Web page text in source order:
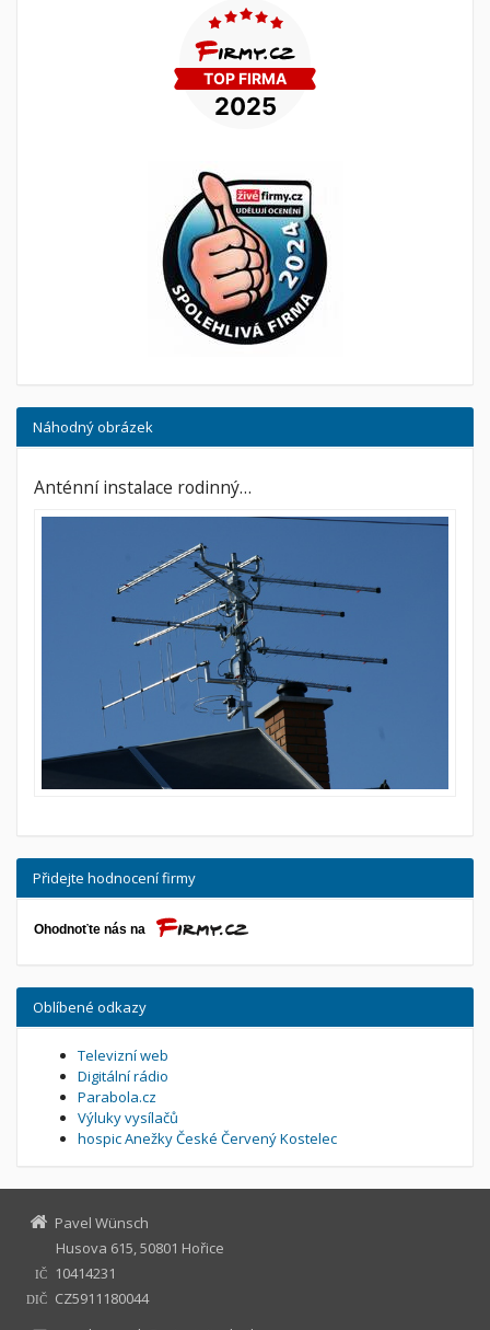
Náhodný obrázek
Anténní instalace rodinný…
Přidejte hodnocení firmy
Oblíbené odkazy
Televizní web
Digitální rádio
Parabola.cz
Výluky vysílačů
hospic Anežky České Červený Kostelec
Pavel Wünsch
Husova 615, 50801 Hořice
IČ 10414231
DIČ
CZ5911180044